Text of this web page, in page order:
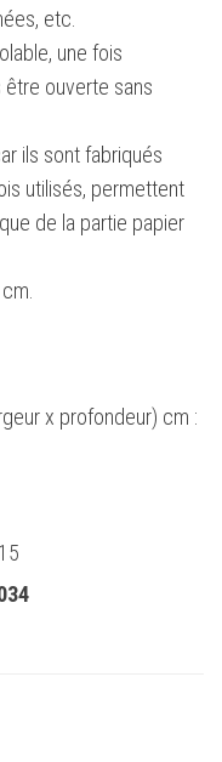
etc.
une fois
être ouverte sans
ils sont fabriqués
utilisés, permettent
de la partie papier
x profondeur) cm :